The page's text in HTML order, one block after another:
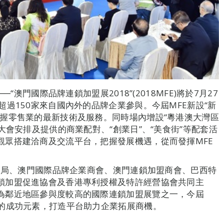
澳門國際品牌連鎖加盟展2018”(2018MFE)將於7月27
過150家來自國內外的品牌企業參與。今屆MFE新設“新
零售業的最新技術及服務。同時場內增設“粵港澳大灣區
會安排及提供的商業配對、“創業日”、“美食街”等配套活
搭建洽商及交流平台，把握發展機遇，從而發揮MFE
、澳門國際品牌企業商會、澳門連鎖加盟商會、巴西特
加盟促進協會及香港專利授權及特許經營協會共同主
鄰近地區參與度較高的國際連鎖加盟展覽之一，今屆
功元素，打造平台助力企業拓展商機。